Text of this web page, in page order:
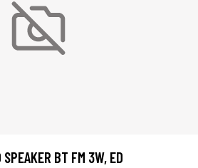
BT FM 3W, ED